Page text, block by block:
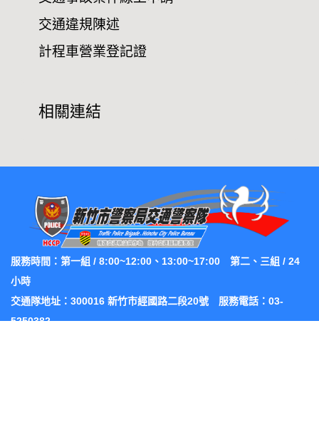
交通違規陳述
計程車營業登記證
相關連結
服務時間：第一組 / 8:00~12:00、13:00~17:00 第二、三組 / 24
小時
交通隊地址：300016 新竹市經國路二段20號 服務電話：03-
5250382